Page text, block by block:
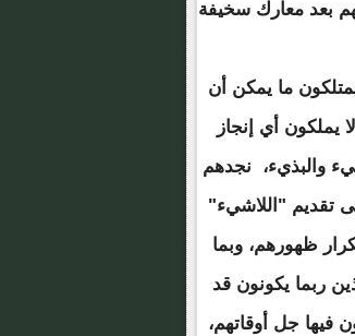
بعد معارك سخيفة
ما يمكن أن
يملكون أي إنجاز
والبذيء، نجدهم
تقديم "اللاشيء"
ظهورهم، وبما
ربما يكونون قد
فيها جل أوقاتهم،